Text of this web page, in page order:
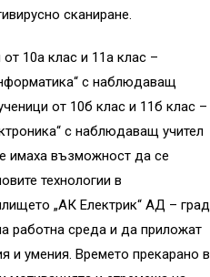
сканиране.
10а клас и 11а клас –
с наблюдаващ
от 10б клас и 11б клас –
с наблюдаващ учител
имаха възможност да се
технологии в
„АК Електрик“ АД – град
работна среда и да приложат
и умения. Времето прекарано в